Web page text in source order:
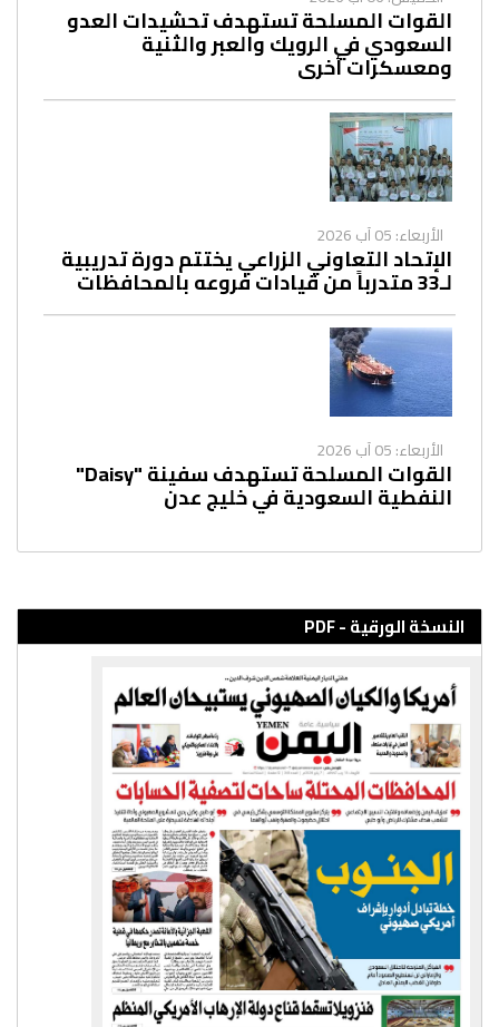
القوات المسلحة تستهدف تحشيدات العدو
السعودي في الرويك والعبر والثنية
ومعسكرات أخرى
الأربعاء: 05 آب 2026
الإتحاد التعاوني الزراعي يختتم دورة تدريبية
لـ33 متدرباً من قيادات فروعه بالمحافظات
الأربعاء: 05 آب 2026
القوات المسلحة تستهدف سفينة "Daisy"
النفطية السعودية في خليج عدن
النسخة الورقية - PDF